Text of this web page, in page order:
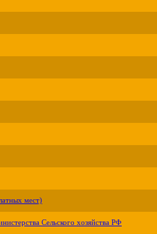
мест)
Сельского хозяйства РФ